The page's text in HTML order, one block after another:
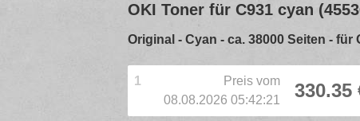
OKI Toner für C931 cyan
Original - Cyan - ca. 38000 Seiten - für
1
Preis vom
08.08.2026 05:42:21
330.35